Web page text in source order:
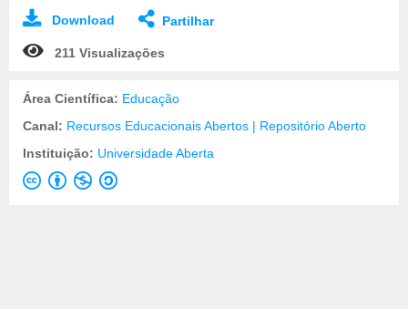
Download Partilhar
211 Visualizações
Área Científica: Educação
Canal: Recursos Educacionais Abertos | Repositório Aberto
Instituição: Universidade Aberta